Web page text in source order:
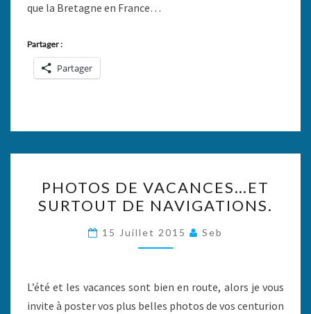
que la Bretagne en France…
Partager :
Partager
DE
VACANCES…
ET
SURTOUT
NAVIGATIONS.
PHOTOS DE VACANCES…ET
SURTOUT DE NAVIGATIONS.
15 Juillet 2015 Seb
L’été et les vacances sont bien en route, alors je vous
invite à poster vos plus belles photos de vos centurion